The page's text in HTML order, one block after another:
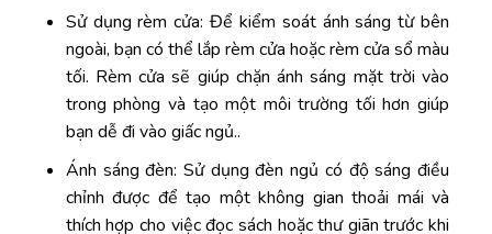
Sử dụng rèm cửa: Để kiểm soát ánh sáng từ bên
ngoài, bạn có thể lắp rèm cửa hoặc rèm cửa sổ màu
tối. Rèm cửa sẽ giúp chặn ánh sáng mặt trời vào
trong phòng và tạo một môi trường tối hơn giúp
bạn dễ đi vào giấc ngủ..
Ánh sáng đèn: Sử dụng đèn ngủ có độ sáng điều
chỉnh được để tạo một không gian thoải mái và
thích hợp cho việc đọc sách hoặc thư giãn trước khi